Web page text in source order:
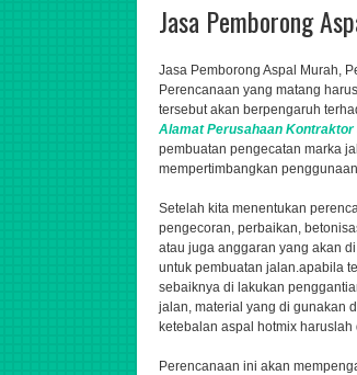
Jasa Pemborong
Jasa Pemborong Aspal Murah,
Perencanaan yang matang
tersebut akan berpengaruh
Alamat Perusahaan Kontraktor
pembuatan pengecatan marka
mempertimbangkan
Setelah kita menentukan
pengecoran, perbaikan,
atau juga anggaran yang akan
untuk pembuatan jalan.apabila
sebaiknya di lakukan
jalan, material yang di gunakan
ketebalan aspal hotmix
Perencanaan ini akan